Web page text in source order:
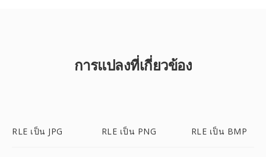
การแปลงที่เกี่ยวข้อง
RLE เป็น JPG RLE เป็น PNG RLE เป็น BMP